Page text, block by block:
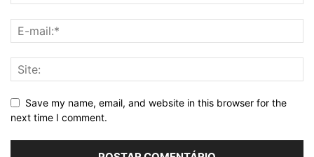
Save my name, email, and website in this browser for the
next time I comment.